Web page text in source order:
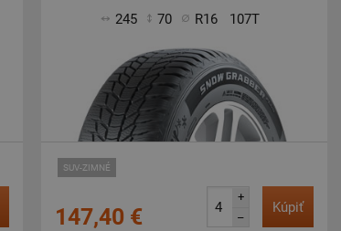
245 70 R16 107T
SUV-ZIMNÉ
147,40 €
+
–
Kúpiť